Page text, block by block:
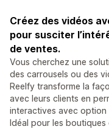
Créez des vidéos
pour susciter
de ventes.
Vous cherchez une
des carrousels ou des
Reelfy transforme la
avec leurs clients en
interactives avec option
Idéal pour les